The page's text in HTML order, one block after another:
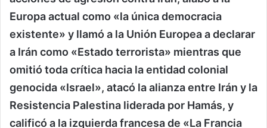
Europa actual como «la única democracia
existente» y llamó a la Unión Europea a declarar
a Irán como «Estado terrorista» mientras que
omitió toda crítica hacia la entidad colonial
genocida «Israel», atacó la alianza entre Irán y la
Resistencia Palestina liderada por Hamás, y
calificó a la izquierda francesa de «La Francia